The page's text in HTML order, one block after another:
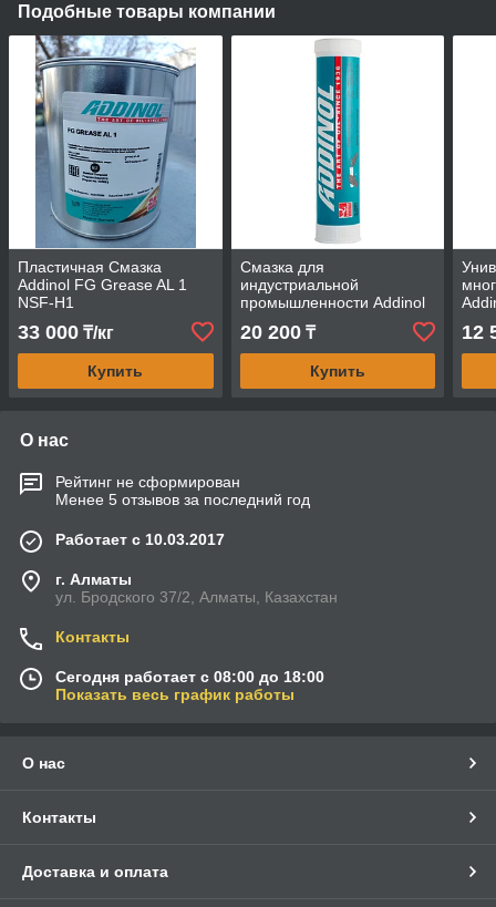
Подобные товары компании
Пластичная Смазка
Addinol FG Grease AL 1
NSF-H1
33 000 ₸/кг
Купить
Смазка для
индустриальной
промышленности Addinol
Eco Grease PD 2-400
PLUS
20 200₸
Купить
12
О нас
Рейтинг не сформирован
Менее 5 отзывов за последний год
Работает с 10.03.2017
г. Алматы
ул. Бродского 37/2, Алматы, Казахстан
Контакты
Сегодня работает с 08:00 до 18:00
Показать весь график работы
О нас
Контакты
Доставка и оплата